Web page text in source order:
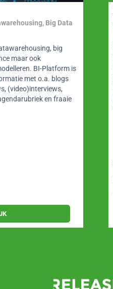
Big Data
big
maar ook
BI-Platform is
met o.a. blogs
(video)interviews,
en fraaie